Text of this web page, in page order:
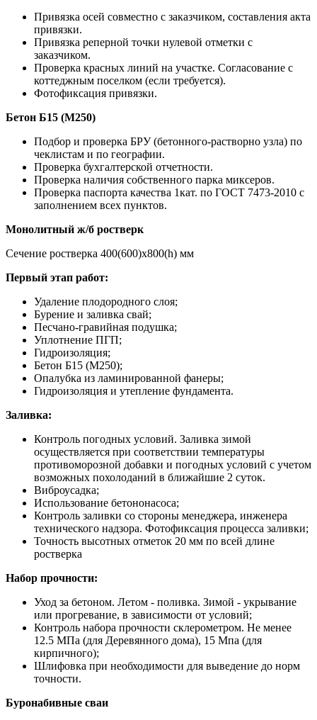
Привязка осей совместно с заказчиком, составления акта
привязки.
Привязка реперной точки нулевой отметки с
заказчиком.
Проверка красных линий на участке. Согласование с
коттеджным поселком (если требуется).
Фотофиксация привязки.
Бетон Б15 (М250)
Подбор и проверка БРУ (бетонного-растворно узла) по
чеклистам и по географии.
Проверка бухгалтерской отчетности.
Проверка наличия собственного парка миксеров.
Проверка паспорта качества 1кат. по ГОСТ 7473-2010 с
заполнением всех пунктов.
Монолитный ж/б ростверк
Сечение ростверка 400(600)х800(h) мм
Первый этап работ:
Удаление плодородного слоя;
Бурение и заливка свай;
Песчано-гравийная подушка;
Уплотнение ПГП;
Гидроизоляция;
Бетон Б15 (М250);
Опалубка из ламинированной фанеры;
Гидроизоляция и утепление фундамента.
Заливка:
Контроль погодных условий. Заливка зимой
осуществляется при соответствии температуры
противоморозной добавки и погодных условий с учетом
возможных похолоданий в ближайшие 2 суток.
Виброусадка;
Использование бетононасоса;
Контроль заливки со стороны менеджера, инженера
технического надзора. Фотофиксация процесса заливки;
Точность высотных отметок 20 мм по всей длине
ростверка
Набор прочности:
Уход за бетоном. Летом - поливка. Зимой - укрывание
или прогревание, в зависимости от условий;
Контроль набора прочности склерометром. Не менее
12.5 МПа (для Деревянного дома), 15 Мпа (для
кирпичного);
Шлифовка при необходимости для выведение до норм
точности.
Буронабивные сваи